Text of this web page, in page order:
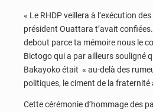
« Le RHDP veillera à l’exécution
président Ouattara t’avait
debout parce ta mémoire nous le
Bictogo qui a par ailleurs souligné
Bakayoko était « au-delà des
politiques, le ciment de la fraternité
Cette cérémonie d’hommage des